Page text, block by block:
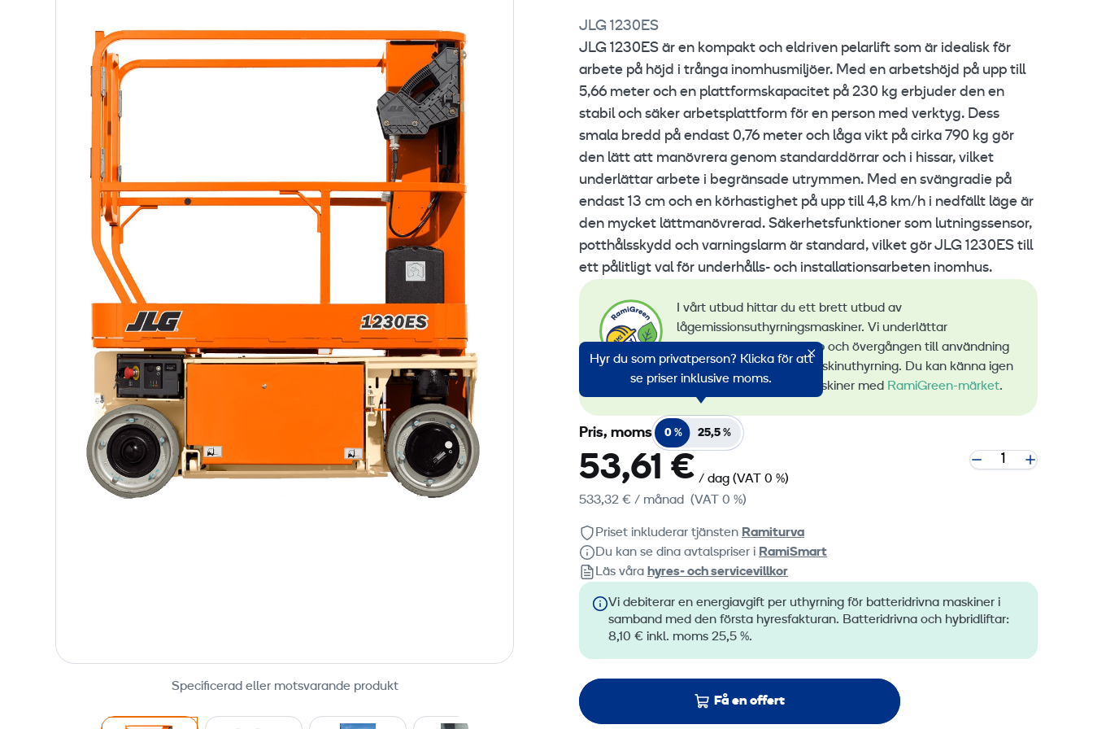
Specificerad eller motsvarande produkt
JLG 1230ES
JLG 1230ES är en kompakt och eldriven pelarlift som är idealisk för
arbete på höjd i trånga inomhusmiljöer. Med en arbetshöjd på upp till
5,66 meter och en plattformskapacitet på 230 kg erbjuder den en
stabil och säker arbetsplattform för en person med verktyg. Dess
smala bredd på endast 0,76 meter och låga vikt på cirka 790 kg gör
den lätt att manövrera genom standarddörrar och i hissar, vilket
underlättar arbete i begränsade utrymmen. Med en svängradie på
endast 13 cm och en körhastighet på upp till 4,8 km/h i nedfällt läge är
den mycket lättmanövrerad. Säkerhetsfunktioner som lutningssensor,
potthålsskydd och varningslarm är standard, vilket gör JLG 1230ES till
ett pålitligt val för underhålls- och installationsarbeten inomhus.
I vårt utbud hittar du ett brett utbud av
lågemissionsuthyrningsmaskiner. Vi underlättar
övervakningen av utsläpp och övergången till användning
av förnybar energi vid maskinuthyrning. Du kan känna igen
alla våra lågemissionsmaskiner med RamiGreen-märket.
Hyr du som privatperson? Klicka för att
se priser inklusive moms.
Pris, moms 0 % 25,5 %
53,61 € / dag (VAT 0 %)
533,32 € / månad (VAT 0 %)
Priset inkluderar tjänsten Ramiturva
Du kan se dina avtalspriser i RamiSmart
Läs våra hyres‑ och servicevillkor
Vi debiterar en energiavgift per uthyrning för batteridrivna maskiner i
samband med den första hyresfakturan. Batteridrivna och hybridliftar:
8,10 € inkl. moms 25,5 %.
Få en offert